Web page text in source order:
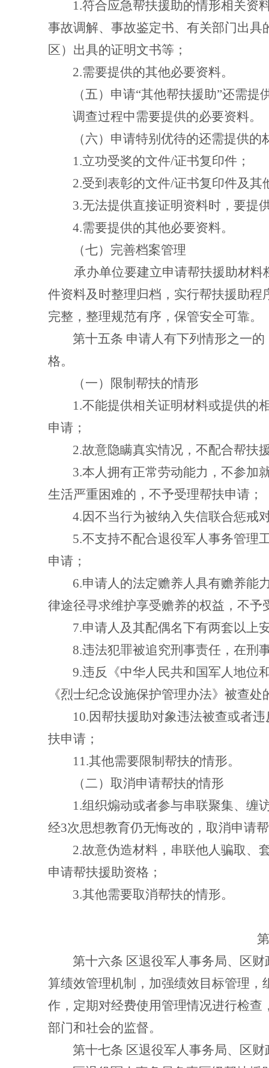
1.符合应急帮扶援助的情形相关资
事故调解、事故鉴定书、有关部门出
区）出具的证明文书等；
2.需要提供的其他必要资料。
（五）申请“其他帮扶援助”还需提
调查过程中需要提供的必要资料。
（六）申请特别优待的还需提供的
1.立功受奖的文件/证书复印件；
2.受到表彰的文件/证书复印件及其
3.无法提供直接证明资料时，要提
4.需要提供的其他必要资料。
（七）完善档案管理
承办单位要建立申请帮扶援助材
件资料及时整理归档，实行帮扶援助
完整，整理规范有序，保管安全可靠。
第十五条 申请人有下列情形之一
格。
（一）限制帮扶的情形
1.不能提供相关证明材料或提供的
申请；
2.故意隐瞒真实情况，不配合帮扶
3.本人拥有正常劳动能力，不参加
生活严重困难的，不予受理帮扶申请；
4.因不当行为被纳入失信联合惩戒
5.不支持不配合退役军人事务管理
申请；
6.申请人的法定赡养人具有赡养能
律途径寻求维护享受赡养的权益，不予
7.申请人及其配偶名下有两套以上
8.违法犯罪被追究刑事责任，在刑
9.违反《中华人民共和国军人地位
《烈士纪念设施保护管理办法》被查
10.因帮扶援助对象违法被查或者
扶申请；
11.其他需要限制帮扶的情形。
（二）取消申请帮扶的情形
1.组织煽动或者参与串联聚集、缠
经3次思想教育仍无悔改的，取消申请
2.故意伪造材料，串联他人骗取、
申请帮扶援助资格；
3.其他需要取消帮扶的情形。
第十六条 区退役军人事务局、区
算绩效管理机制，加强绩效目标管理
作，定期对经费使用管理情况进行检
部门和社会的监督。
第十七条 区退役军人事务局、区